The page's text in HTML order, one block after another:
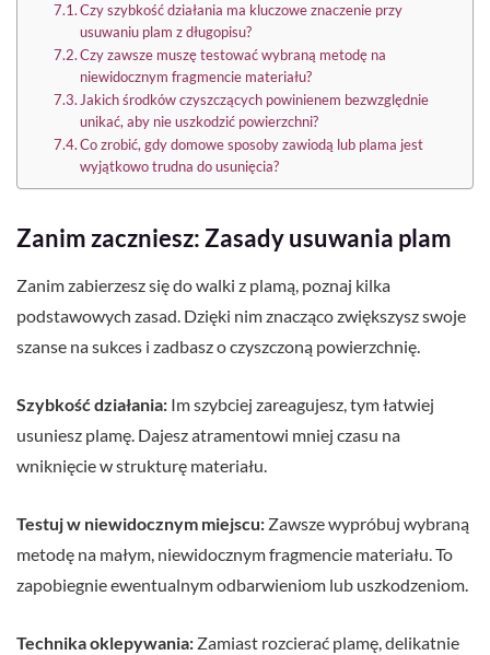
Czy szybkość działania ma kluczowe znaczenie przy
usuwaniu plam z długopisu?
Czy zawsze muszę testować wybraną metodę na
niewidocznym fragmencie materiału?
Jakich środków czyszczących powinienem bezwzględnie
unikać, aby nie uszkodzić powierzchni?
Co zrobić, gdy domowe sposoby zawiodą lub plama jest
wyjątkowo trudna do usunięcia?
Zanim zaczniesz: Zasady usuwania plam
Zanim zabierzesz się do walki z plamą, poznaj kilka
podstawowych zasad. Dzięki nim znacząco zwiększysz swoje
szanse na sukces i zadbasz o czyszczoną powierzchnię.
Szybkość działania: Im szybciej zareagujesz, tym łatwiej
usuniesz plamę. Dajesz atramentowi mniej czasu na
wniknięcie w strukturę materiału.
Testuj w niewidocznym miejscu: Zawsze wypróbuj wybraną
metodę na małym, niewidocznym fragmencie materiału. To
zapobiegnie ewentualnym odbarwieniom lub uszkodzeniom.
Technika oklepywania: Zamiast rozcierać plamę, delikatnie